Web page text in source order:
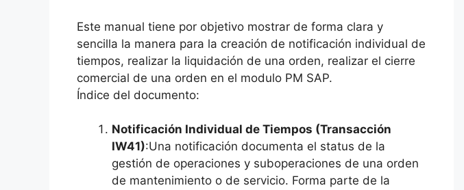
Este manual tiene por objetivo mostrar de forma clara y
sencilla la manera para la creación de notificación individual de
tiempos, realizar la liquidación de una orden, realizar el cierre
comercial de una orden en el modulo PM SAP.
Índice del documento:
Notificación Individual de Tiempos (Transacción
IW41):Una notificación documenta el status de la
gestión de operaciones y suboperaciones de una orden
de mantenimiento o de servicio. Forma parte de la